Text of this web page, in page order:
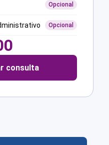
Opcional
Opcional
consulta